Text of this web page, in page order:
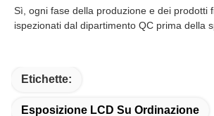
Sì, ogni fase della produzione e dei prodotti
ispezionati dal dipartimento QC prima della
Etichette:
Esposizione LCD Su Ordinazione